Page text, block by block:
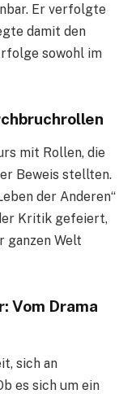
Er verfolgte
damit den
sowohl im
mit Rollen, die
Beweis stellten.
der Anderen“
Kritik gefeiert,
ganzen Welt
Vom Drama
sich an
es sich um ein